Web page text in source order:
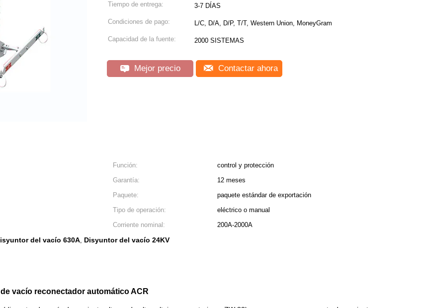
Tiempo de entrega: 3-7 DÍAS
Condiciones de pago: L/C, D/A, D/P, T/T, Western Union, MoneyGram
Capacidad de la fuente: 2000 SISTEMAS
Mejor precio Contactar ahora
Función:
control y protección
Garantía:
12 meses
Paquete:
paquete estándar de exportación
Tipo de operación:
eléctrico o manual
Corriente nominal:
200A-2000A
del vacío 630A, Disyuntor del vacío 24KV
vacío reconectador automático ACR